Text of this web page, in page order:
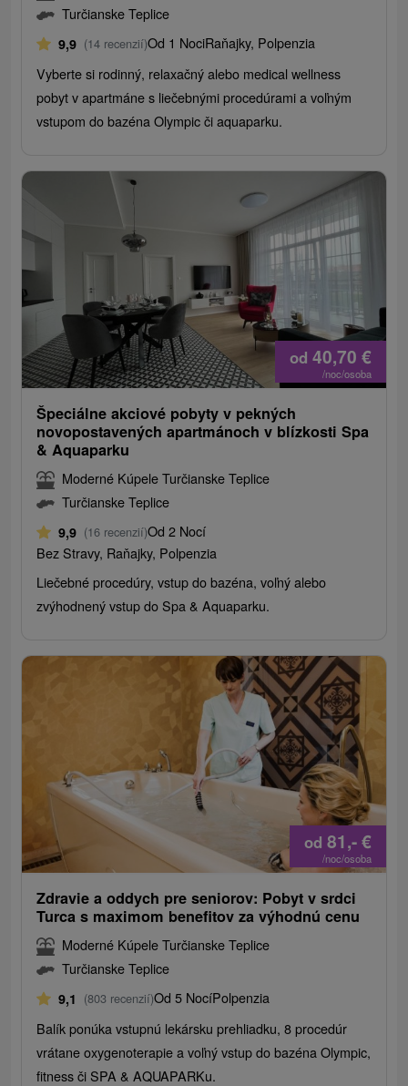
Turčianske Teplice
9,9 (14 recenzií)Od 1 NociRaňajky, Polpenzia
Vyberte si rodinný, relaxačný alebo medical wellness
pobyt v apartmáne s liečebnými procedúrami a voľným
vstupom do bazéna Olympic či aquaparku.
od 40,70 €
/noc/osoba
Špeciálne akciové pobyty v pekných
novopostavených apartmánoch v blízkosti Spa
& Aquaparku
Moderné Kúpele Turčianske Teplice
Turčianske Teplice
9,9 (16 recenzií)Od 2 Nocí
Bez Stravy, Raňajky, Polpenzia
Liečebné procedúry, vstup do bazéna, voľný alebo
zvýhodnený vstup do Spa & Aquaparku.
od 81,-€
/noc/osoba
Zdravie a oddych pre seniorov: Pobyt v srdci
Turca s maximom benefitov za výhodnú cenu
Moderné Kúpele Turčianske Teplice
Turčianske Teplice
9,1 (803 recenzií)Od 5 NocíPolpenzia
Balík ponúka vstupnú lekársku prehliadku, 8 procedúr
vrátane oxygenoterapie a voľný vstup do bazéna Olympic,
fitness či SPA & AQUAPARKu.